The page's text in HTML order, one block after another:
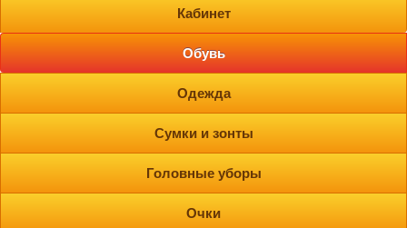
Кабинет
Обувь
Одежда
Сумки и зонты
Головные уборы
Очки